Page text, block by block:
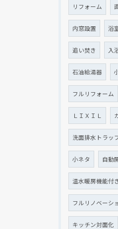
リフォーム
内窓設置 浴
追い焚き 入
石油給湯器
フルリフォーム
ＬＩＸＩＬ
洗面排水トラッ
小ネタ 自動
温水暖房機能付
フルリノベーシ
キッチン対面化